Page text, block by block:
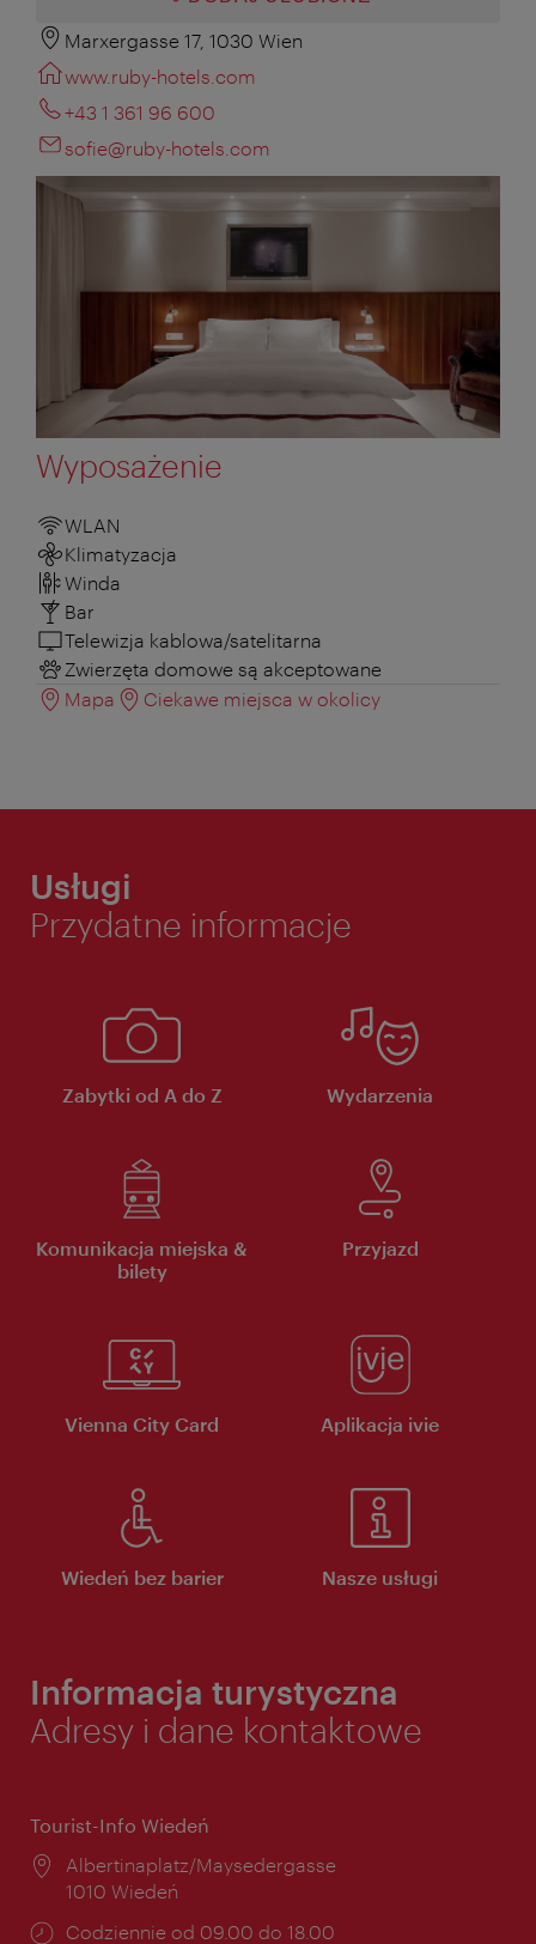
Marxergasse 17, 1030 Wien
www.ruby-hotels.com
+43 1 361 96 600
sofie@ruby-hotels.com
Wyposażenie
WLAN
Klimatyzacja
Winda
Bar
Telewizja kablowa/satelitarna
Zwierzęta domowe są akceptowane
Mapa
Ciekawe miejsca w okolicy
Usługi
Przydatne informacje
Zabytki od A do Z Wydarzenia
Komunikacja miejska &
bilety
Przyjazd
Vienna City Card Aplikacja ivie
Wiedeń bez barier Nasze usługi
Informacja turystyczna
Adresy i dane kontaktowe
Tourist-Info Wiedeń
Miejsce:
Albertinaplatz/Maysedergasse
1010 Wiedeń
Godziny
Codziennie od 09.00 do 18.00